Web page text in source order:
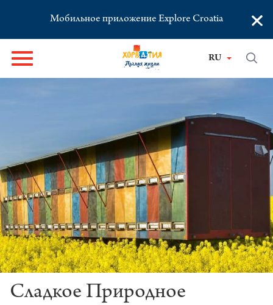
Мобильное приложение Explore Croatia ×
RU
Сладкое Природное